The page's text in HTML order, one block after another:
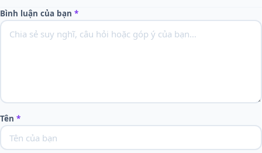
Bình luận của bạn *
Tên *